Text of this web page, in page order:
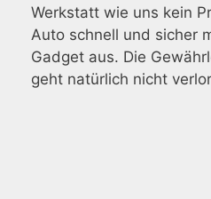
Werkstatt wie uns kein
Auto schnell und sicher
Gadget aus. Die
geht natürlich nicht